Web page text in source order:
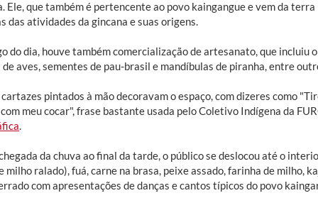
Ele, que também é pertencente ao povo kaingangue e vem da
das atividades da gincana e suas origens.
do dia, houve também comercialização de artesanato, que incluiu
de aves, sementes de pau-brasil e mandíbulas de piranha, entre
pintados à mão decoravam o espaço, com dizeres como
meu cocar", frase bastante usada pelo Coletivo Indígena da
da chuva ao final da tarde, o público se deslocou até o
milho ralado), fuá, carne na brasa, peixe assado, farinha de milho,
com apresentações de danças e cantos típicos do povo